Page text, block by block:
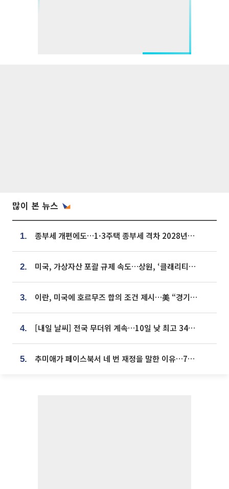
많이 본 뉴스
1. 종부세 개편에도…1·3주택 종부세 격차 2028년부터 확대
2. 미국, 가상자산 포괄 규제 속도…상원, ‘클래리티법’ 9월 절차투표 추진
3. 이란, 미국에 호르무즈 합의 조건 제시…美 “경기 아직 안 끝나” [종합]
4. [내일 날씨] 전국 무더위 계속…10일 낮 최고 34도 육박
5. 추미애가 페이스북서 네 번 재정을 말한 이유…7700억 추경 열쇠는 도의회에